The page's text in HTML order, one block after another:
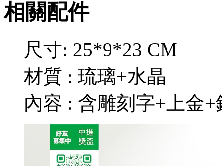
相關配件
尺寸: 25*9*23 CM
材質 : 琉璃+水晶
內容 : 含雕刻字+上金